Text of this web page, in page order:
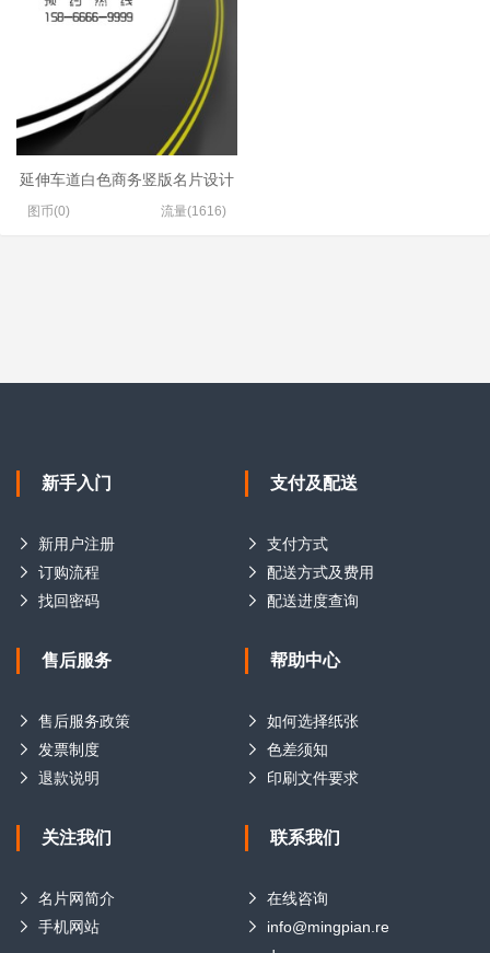
延伸车道白色商务竖版名片设计
图币(0) 流量(1616)
新手入门
新用户注册
订购流程
找回密码
支付及配送
支付方式
配送方式及费用
配送进度查询
售后服务
售后服务政策
发票制度
退款说明
帮助中心
如何选择纸张
色差须知
印刷文件要求
关注我们
名片网简介
手机网站
联系我们
在线咨询
info@mingpian.re